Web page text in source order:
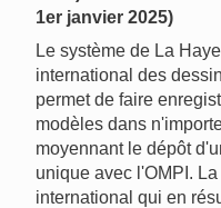
1er janvier 2025)
Le système de La
international des
permet de faire
modèles dans
moyennant le dépôt
unique avec l'OMPI.
international qui en